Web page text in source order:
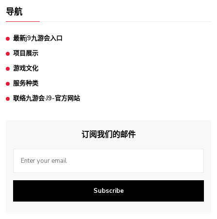
导航
最新j9九游会入口
项目展示
游戏文化
服务种类
联络九游会·J9-官方网站
订阅我们的邮件
Subscribe